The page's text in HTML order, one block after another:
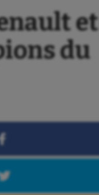
et
du